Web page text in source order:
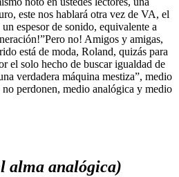
este nos hablará otra vez de VA, el
espesor de sonido, equivalente a
no! Amigos y amigas,
está de moda, Roland, quizás para
el solo hecho de buscar igualdad de
verdadera máquina mestiza”, medio
perdonen, medio analógica y medio
alma analógica)